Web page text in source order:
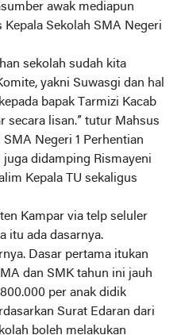
awak mediapun
Sekolah SMA Negeri
sekolah sudah kita
yakni Suwasgi dan hal
bapak Tarmizi Kacab
secara lisan.” tutur Mahsus
Negeri 1 Perhentian
juga didamping Rismayeni
Kepala TU sekaligus
Kampar via telp seluler
itu ada dasarnya.
Dasar pertama itukan
dan SMK tahun ini jauh
per anak didik
Surat Edaran dari
boleh melakukan